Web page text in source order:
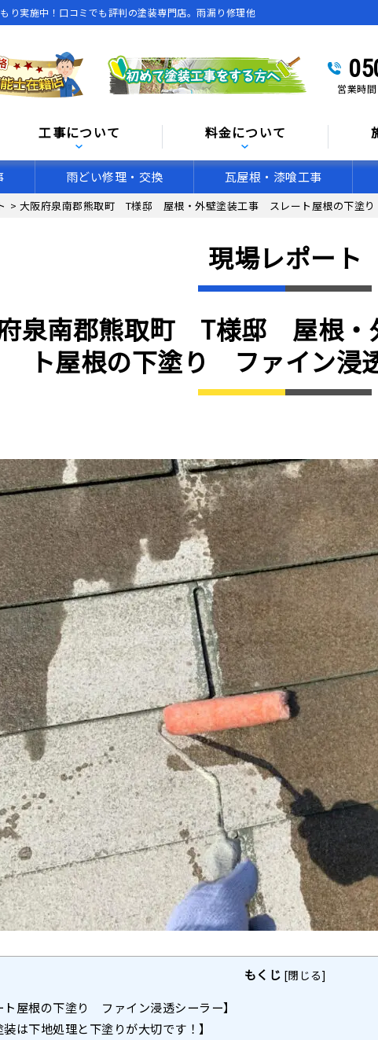
り実施中！口コミでも評判の塗装専門店。雨漏り修理他
営業時
工事について 料金について
雨どい修理・交換 瓦屋根・漆喰工事
> 大阪府泉南郡熊取町 T様邸 屋根・外壁塗装工事 スレート屋根の下塗
現場レポート
泉南郡熊取町 T様邸 屋根
ト屋根の下塗り ファイン浸
もくじ [閉じる]
ト屋根の下塗り ファイン浸透シーラー】
装は下地処理と下塗りが大切です！】